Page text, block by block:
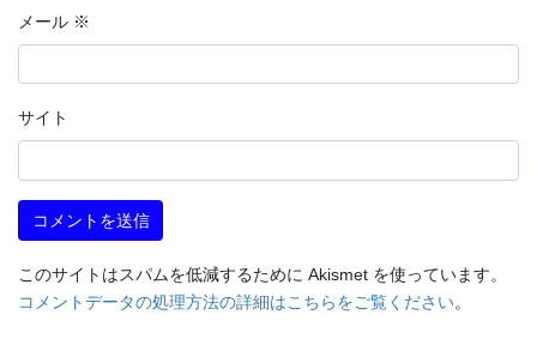
メール ※
サイト
このサイトはスパムを低減するために Akismet を使っています。
コメントデータの処理方法の詳細はこちらをご覧ください。